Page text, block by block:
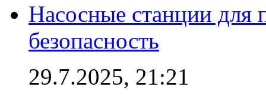
Насосные станции для
безопасность
29.7.2025, 21:21